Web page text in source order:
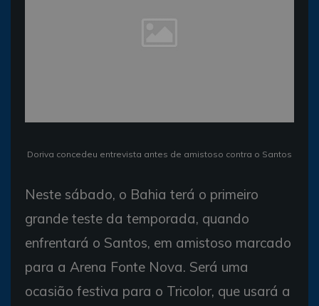
Doriva concedeu entrevista antes de amistoso contra o Santos
Neste sábado, o Bahia terá o primeiro
grande teste da temporada, quando
enfrentará o Santos, em amistoso marcado
para a Arena Fonte Nova. Será uma
ocasião festiva para o Tricolor, que usará a